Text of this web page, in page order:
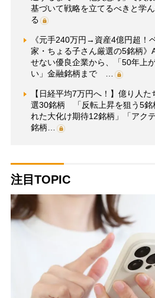
基づいて戦略を立てるべきと学
る
《元手240万円→資産4億円超！
家・ちょる子さん厳選の5銘柄》
せない優良企業から、「50年上
い」金融銘柄まで …
【日経平均7万円へ！】億り人た
選30銘柄 「反転上昇を狙う5銘
れた大化け期待12銘柄」「アク
銘柄…
注目TOPIC